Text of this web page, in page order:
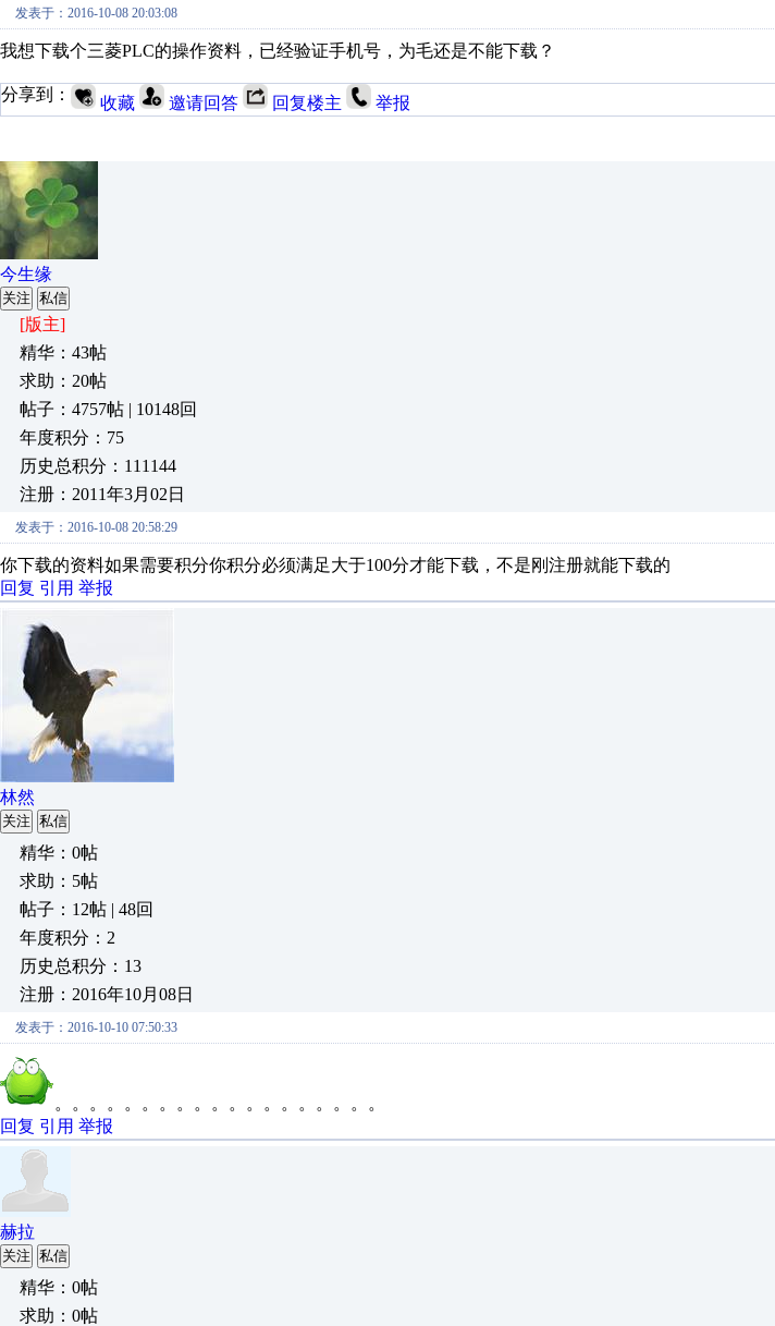
发表于：2016-10-08 20:03:08
我想下载个三菱PLC的操作资料，已经验证手机号，为毛还是不能下载？
分享到： 收藏 邀请回答 回复楼主 举报
今生缘
关注 私信
[版主]
精华：43帖
求助：20帖
帖子：4757帖 | 10148回
年度积分：75
历史总积分：111144
注册：2011年3月02日
发表于：2016-10-08 20:58:29
你下载的资料如果需要积分你积分必须满足大于100分才能下载，不是刚注册就能下载的
回复 引用 举报
林然
关注 私信
精华：0帖
求助：5帖
帖子：12帖 | 48回
年度积分：2
历史总积分：13
注册：2016年10月08日
发表于：2016-10-10 07:50:33
。。。。。。。。。。。。。。。。。。。
回复 引用 举报
赫拉
关注 私信
精华：0帖
求助：0帖